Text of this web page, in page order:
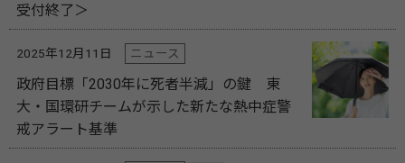
受付終了＞
2025年12月11日 ニュース
政府目標「2030年に死者半減」の鍵 東
大・国環研チームが示した新たな熱中症警
戒アラート基準